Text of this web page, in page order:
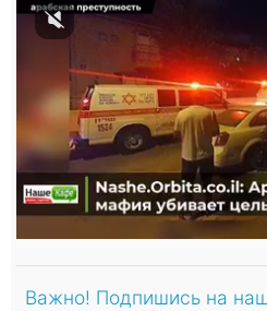
Важно! Подпишись на